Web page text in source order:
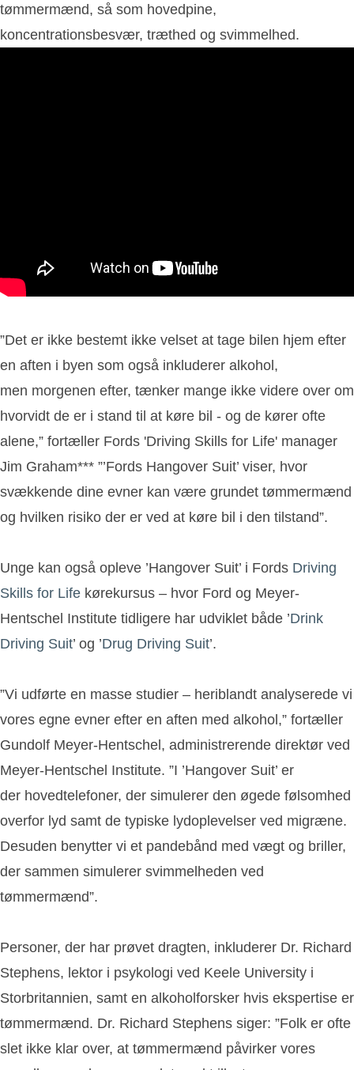
tømmermænd, så som hovedpine,
koncentrationsbesvær, træthed og svimmelhed.
”Det er ikke bestemt ikke velset at tage bilen hjem efter
en aften i byen som også inkluderer alkohol,
men morgenen efter, tænker mange ikke videre over om
hvorvidt de er i stand til at køre bil - og de kører ofte
alene,” fortæller Fords 'Driving Skills for Life' manager
Jim Graham*** ”’Fords Hangover Suit’ viser, hvor
svækkende dine evner kan være grundet tømmermænd
og hvilken risiko der er ved at køre bil i den tilstand”.
Unge kan også opleve ’Hangover Suit’ i Fords Driving
Skills for Life kørekursus – hvor Ford og Meyer-
Hentschel Institute tidligere har udviklet både ’Drink
Driving Suit’ og ’Drug Driving Suit’.
”Vi udførte en masse studier – heriblandt analyserede vi
vores egne evner efter en aften med alkohol,” fortæller
Gundolf Meyer-Hentschel, administrerende direktør ved
Meyer-Hentschel Institute. ”I ’Hangover Suit’ er
der hovedtelefoner, der simulerer den øgede følsomhed
overfor lyd samt de typiske lydoplevelser ved migræne.
Desuden benytter vi et pandebånd med vægt og briller,
der sammen simulerer svimmelheden ved
tømmermænd”.
Personer, der har prøvet dragten, inkluderer Dr. Richard
Stephens, lektor i psykologi ved Keele University i
Storbritannien, samt en alkoholforsker hvis ekspertise er
tømmermænd. Dr. Richard Stephens siger: ”Folk er ofte
slet ikke klar over, at tømmermænd påvirker vores